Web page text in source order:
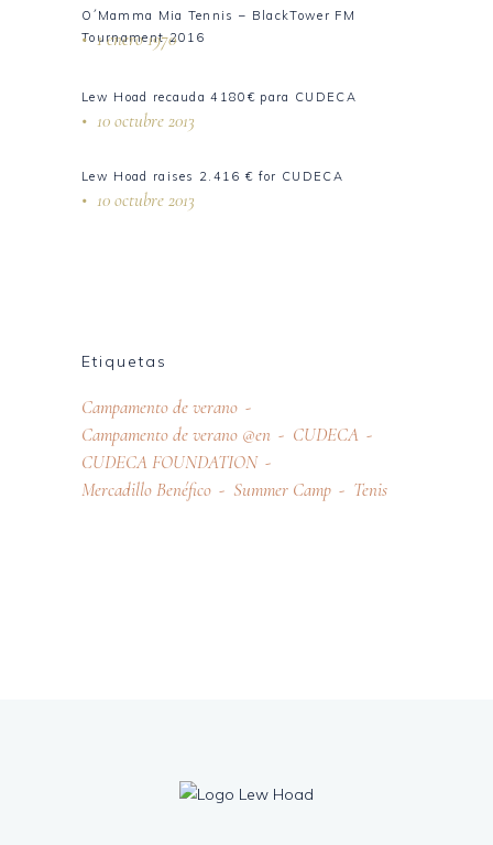
O´Mamma Mia Tennis – BlackTower FM
Tournament 2016
1 enero 1970
Lew Hoad recauda 4180€ para CUDECA
10 octubre 2013
Lew Hoad raises 2.416 € for CUDECA
10 octubre 2013
Etiquetas
Campamento de verano
Campamento de verano @en
CUDECA
CUDECA FOUNDATION
Mercadillo Benéfico
Summer Camp Tenis